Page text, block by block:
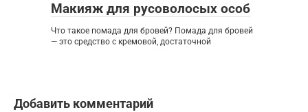
Макияж для русоволосых особ
Что такое помада для бровей? Помада для бровей
— это средство с кремовой, достаточной
Добавить комментарий